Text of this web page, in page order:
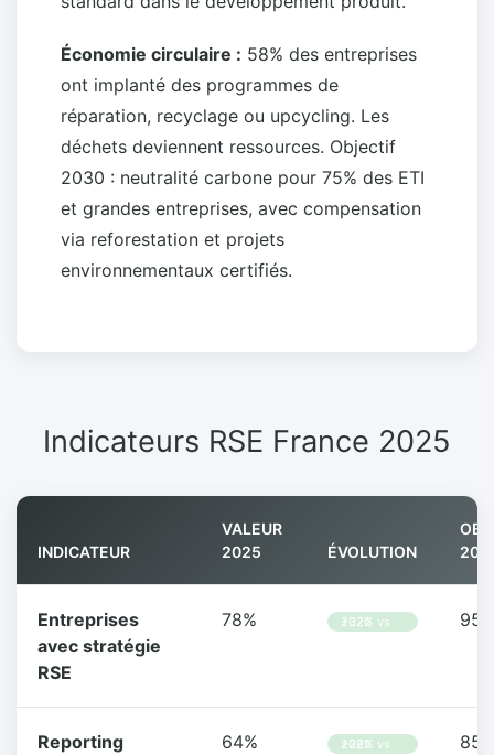
Économie circulaire : 58% des entreprises
ont implanté des programmes de
réparation, recyclage ou upcycling. Les
déchets deviennent ressources. Objectif
2030 : neutralité carbone pour 75% des ETI
et grandes entreprises, avec compensation
via reforestation et projets
environnementaux certifiés.
Indicateurs RSE France 2025
INDICATEUR
VALEUR
2025
ÉVOLUTION
Entreprises
avec stratégie
RSE
78% +32% vs 2020
Reporting
64% +28% vs 2020